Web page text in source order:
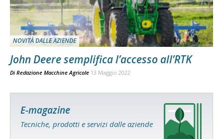
NOVITÀ DALLE AZIENDE
John Deere semplifica l’accesso all’RTK
Di Redazione Macchine Agricole 13 Maggio 2022
E-magazine
Tecniche, prodotti e servizi dalle aziende